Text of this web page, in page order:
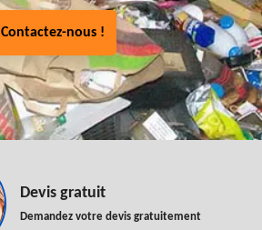
Contactez-nous !
Devis gratuit
Demandez votre devis gratuitement